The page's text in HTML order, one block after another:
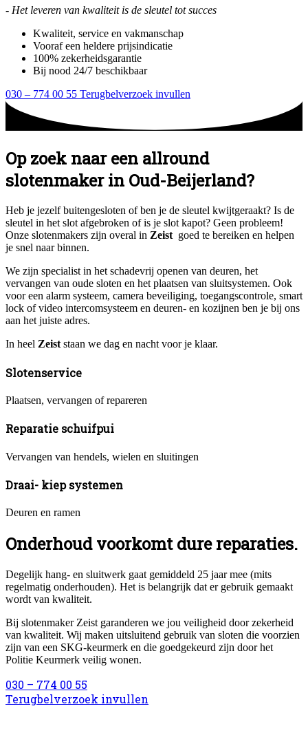
- Het leveren van kwaliteit is de sleutel tot succes
Kwaliteit, service en vakmanschap
Vooraf een heldere prijsindicatie
100% zekerheidsgarantie
Bij nood 24/7 beschikbaar
030 – 774 00 55 Terugbelverzoek invullen
Op zoek naar een allround
slotenmaker in Oud-Beijerland?
Heb je jezelf buitengesloten of ben je de sleutel kwijtgeraakt? Is de
sleutel in het slot afgebroken of is je slot kapot? Geen probleem!
Onze slotenmakers zijn overal in Zeist goed te bereiken en helpen
je snel naar binnen.
We zijn specialist in het schadevrij openen van deuren, het
vervangen van oude sloten en het plaatsen van sluitsystemen. Ook
voor een alarm systeem, camera beveiliging, toegangscontrole, smart
lock of video intercomsysteem en deuren- en kozijnen ben je bij ons
aan het juiste adres.
In heel Zeiststaan we dag en nacht voor je klaar.
Slotenservice
Plaatsen, vervangen of repareren
Reparatie schuifpui
Vervangen van hendels, wielen en sluitingen
Draai- kiep systemen
Deuren en ramen
Onderhoud voorkomt dure reparaties.
Degelijk hang- en sluitwerk gaat gemiddeld 25 jaar mee (mits
regelmatig onderhouden). Het is belangrijk dat er gebruik gemaakt
wordt van kwaliteit.
Bij slotenmaker Zeist garanderen we jou veiligheid door zekerheid
van kwaliteit. Wij maken uitsluitend gebruik van sloten die voorzien
zijn van een SKG-keurmerk en die goedgekeurd zijn door het
Politie Keurmerk veilig wonen.
030 – 774 00 55
Terugbelverzoek invullen